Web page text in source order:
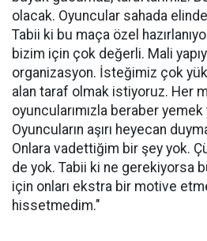
olacak. Oyuncular sahada
Tabii ki bu maça özel
bizim için çok değerli. Mali
organizasyon. İsteğimiz çok
alan taraf olmak istiyoruz. Her
oyuncularımızla beraber
Oyuncuların aşırı heyecan
Onlara vadettiğim bir şey yok.
de yok. Tabii ki ne gerekiyorsa
için onları ekstra bir motive
hissetmedim."